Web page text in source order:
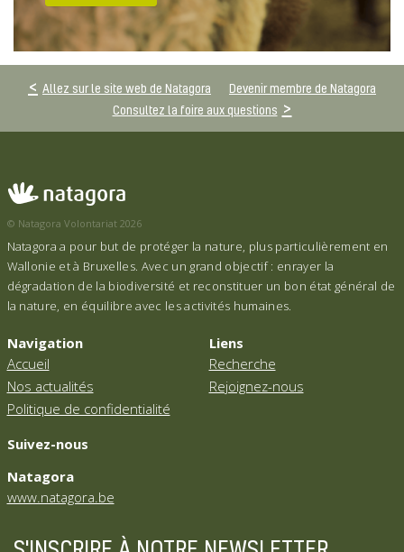
Allez sur le site web de Natagora
Devenir membre de Natagora
Consultez la foire aux questions
© Natagora Volontariat 2026
Natagora a pour but de protéger la nature, plus particulièrement en
Wallonie et à Bruxelles. Avec un grand objectif : enrayer la
dégradation de la biodiversité et reconstituer un bon état général de
la nature, en équilibre avec les activités humaines.
Navigation
Accueil
Nos actualités
Politique de confidentialité
Liens
Recherche
Rejoignez-nous
Suivez-nous
Natagora
www.natagora.be